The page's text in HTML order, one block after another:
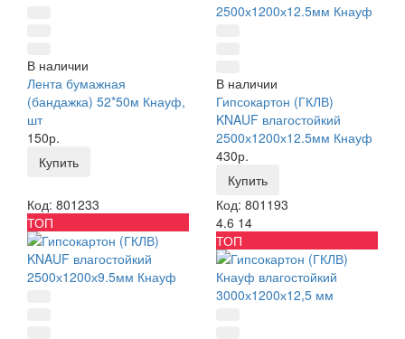
В наличии
Лента бумажная
(бандажка) 52*50м Кнауф,
шт
150р.
Купить
В наличии
Гипсокартон (ГКЛВ)
KNAUF влагостойкий
2500х1200х12.5мм Кнауф
430р.
Купить
Код: 801233
ТОП
Код: 801193
4.6 14
ТОП